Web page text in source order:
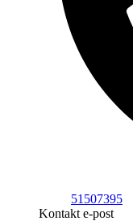
51507395
Kontakt e-post